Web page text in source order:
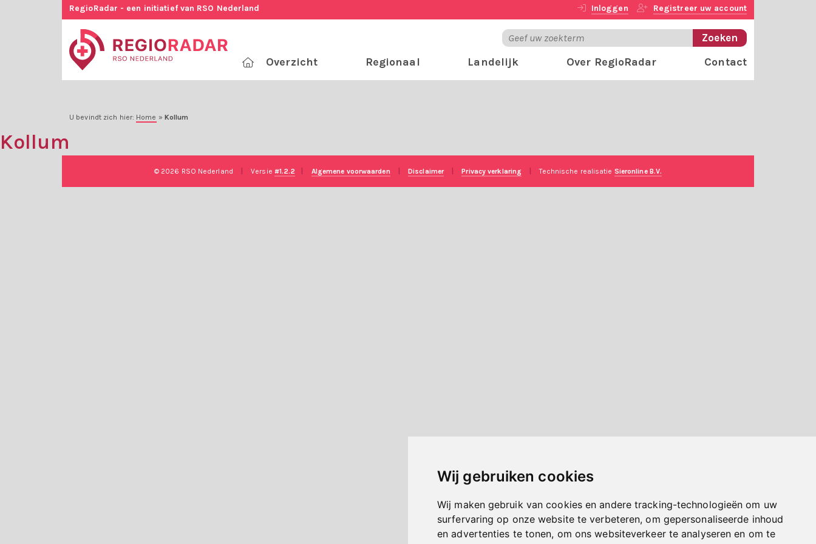
Wij gebruiken cookies
Wij maken gebruik van cookies en andere tracking-technologieën om uw
surfervaring op onze website te verbeteren, om gepersonaliseerde inhoud
en advertenties te tonen, om ons websiteverkeer te analyseren en om te
RegioRadar - een initiatief van RSO Nederland Inloggen Registreer uw account
Overzicht Regionaal Landelijk Over RegioRadar Contact
U bevindt zich hier: Home » Kollum
Kollum
© 2026 RSO Nederland Versie #1.2.2 Algemene voorwaarden Disclaimer Privacy verklaring Technische realisatie Sieronline B.V.